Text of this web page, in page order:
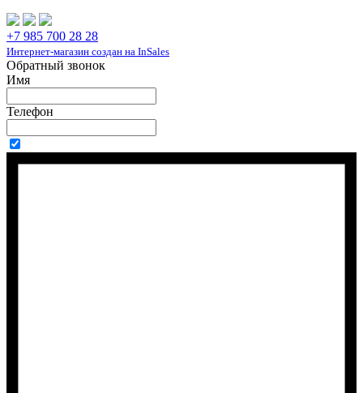
+7 985 700 28 28
Интернет-магазин создан на InSales
Обратный звонок
Имя
Телефон